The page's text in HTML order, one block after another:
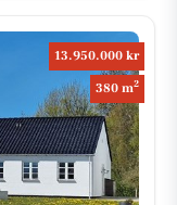
13.950.000 kr
380 m2